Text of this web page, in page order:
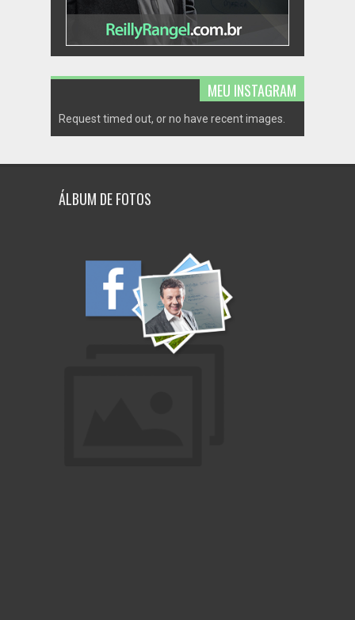
MEU INSTAGRAM
Request timed out, or no have recent images.
ÁLBUM DE FOTOS